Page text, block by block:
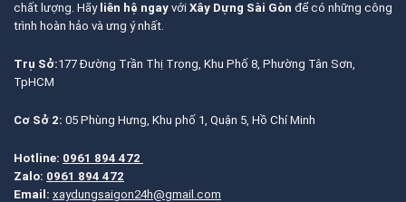
chất lượng. Hãy liên hệ ngay với Xây Dựng Sài Gòn để có những công
trình hoàn hảo và ưng ý nhất.
Trụ Sở:177 Đường Trần Thị Trọng, Khu Phố 8, Phường Tân Sơn,
TpHCM
Cơ Sở 2: 05 Phùng Hưng, Khu phố 1, Quận 5, Hồ Chí Minh
Hotline: 0961 894 472
Zalo: 0961 894 472
Email: xaydungsaigon24h@gmail.com